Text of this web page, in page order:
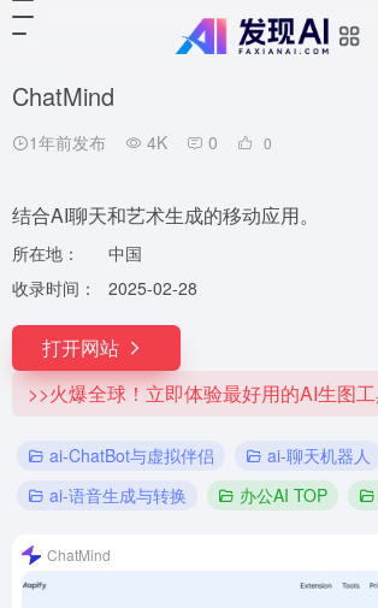
ChatMind
1年前发布 4K 0 0
结合AI聊天和艺术生成的移动应用。
所在地：
中国
收录时间：
2025-02-28
打开网站
>>火爆全球！立即体验最好用的AI生图
ai-ChatBot与虚拟伴侣
ai-聊天机器人
ai-语音生成与转换
办公AI TOP
ChatMind